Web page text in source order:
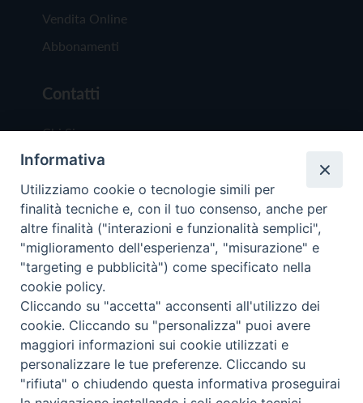
Vendita Online
Abbonamenti
Contatti
Chi Siamo
Redazione
Scrivici
Copyright © 2019 - Tutti i diritti riservati - Vita
Trentina Editrice
Privacy Policy
Torna
Informativa
Utilizziamo cookie o tecnologie simili per
finalità tecniche e, con il tuo consenso, anche per
altre finalità ("interazioni e funzionalità semplici",
"miglioramento dell'esperienza", "misurazione" e
"targeting e pubblicità") come specificato nella
cookie policy.
Cliccando su "accetta" acconsenti all'utilizzo dei
cookie. Cliccando su "personalizza" puoi avere
maggiori informazioni sui cookie utilizzati e
personalizzare le tue preferenze. Cliccando su
"rifiuta" o chiudendo questa informativa proseguirai